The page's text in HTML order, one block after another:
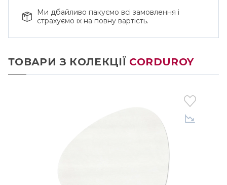
Ми дбайливо пакуємо всі замовлення і
страхуємо їх на повну вартість.
ТОВАРИ З КОЛЕКЦІЇ CORDUROY